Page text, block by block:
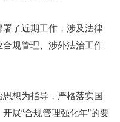
了近期工作，涉及法律
规管理、涉外法治工作
想为指导，严格落实国
展“合规管理强化年”的要